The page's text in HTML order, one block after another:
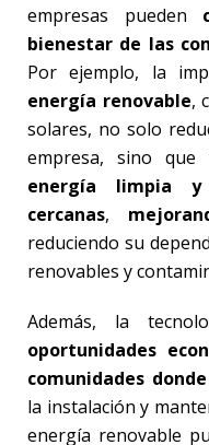
empresas pueden
bienestar de las
Por ejemplo, la
energía renovable,
solares, no solo
empresa, sino que
energía limpia y
cercanas,
reduciendo su
renovables y
Además, la
oportunidades
comunidades
la instalación y
energía renovable